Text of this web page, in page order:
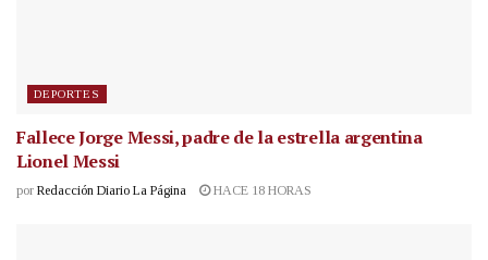
DEPORTES
Fallece Jorge Messi, padre de la estrella argentina
Lionel Messi
por Redacción Diario La Página HACE 18 HORAS